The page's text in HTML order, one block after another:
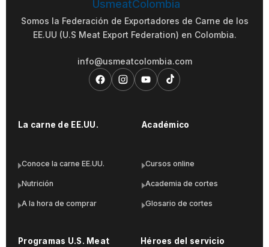
La carne de EE.UU.
Conoce la carne EE.UU.
Nutrición
A la hora de comprar
Académico
Cursos online
Academia de cortes
Glosario de cortes
Programas U.S. Meat Héroes del servicio
Somos la Federación de Exportadores de Carne de los
EE.UU (U.S Meat Export Federation) en Colombia.
info@usmeatcolombia.com